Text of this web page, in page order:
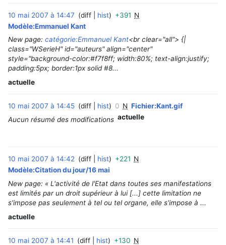
10 mai 2007 à 14:47 diff hist +391 N
Modèle:Emmanuel Kant
New page: catégorie:Emmanuel Kant<br clear="all"> {|
class="WSerieH" id="auteurs" align="center"
style="background-color:#f7f8ff; width:80%; text-align:justify;
padding:5px; border:1px solid #8...
actuelle
10 mai 2007 à 14:45 diff hist 0 N Fichier:Kant.gif
Aucun résumé des modifications actuelle
10 mai 2007 à 14:42 diff hist +221 N
Modèle:Citation du jour/16 mai
New page: « L'activité de l'Etat dans toutes ses manifestations
est limités par un droit supérieur à lui [...] cette limitation ne
s'impose pas seulement à tel ou tel organe, elle s'impose à ...
actuelle
10 mai 2007 à 14:41 diff hist +130 N